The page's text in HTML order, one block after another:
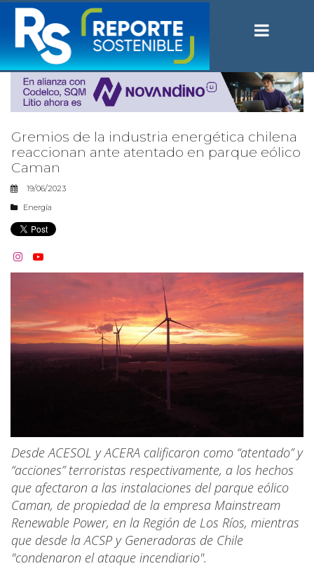
Gremios de la industria energética chilena
reaccionan ante atentado en parque eólico
Caman
19/06/2023
Energía
 
Desde ACESOL y ACERA calificaron como “atentado” y
“acciones” terroristas respectivamente, a los hechos
que afectaron a las instalaciones del parque eólico
Caman, de propiedad de la empresa Mainstream
Renewable Power, en la Región de Los Ríos, mientras
que desde la ACSP y Generadoras de Chile
"condenaron el ataque incendiario".